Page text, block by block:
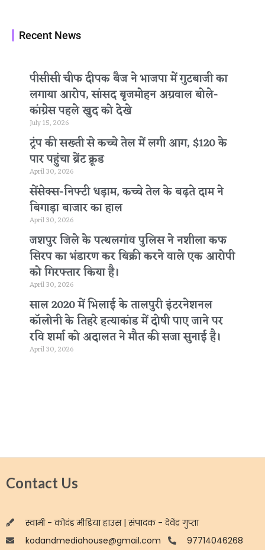
Recent News
पीसीसी चीफ दीपक बैज ने भाजपा में गुटबाजी का
लगाया आरोप, सांसद बृजमोहन अग्रवाल बोले-
कांग्रेस पहले खुद को देखे
July 15, 2026
ट्रंप की सख्ती से कच्चे तेल में लगी आग, $120 के
पार पहुंचा ब्रेंट क्रूड
April 30, 2026
सेंसेक्स-निफ्टी धड़ाम, कच्चे तेल के बढ़ते दाम ने
बिगाड़ा बाजार का हाल
April 30, 2026
जशपुर जिले के पत्थलगांव पुलिस ने नशीला कफ
सिरप का भंडारण कर बिक्री करने वाले एक आरोपी
को गिरफ्तार किया है।
April 30, 2026
साल 2020 में भिलाई के तालपुरी इंटरनेशनल
कॉलोनी के तिहरे हत्याकांड में दोषी पाए जाने पर
रवि शर्मा को अदालत ने मौत की सजा सुनाई है।
April 30, 2026
Contact Us
स्वामी - कोदंड मीडिया हाउस | संपादक - देवेंद्र गुप्ता
kodandmediahouse@gmail.com
97714046268